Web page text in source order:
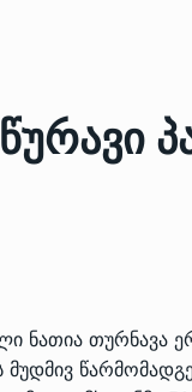
ნათია თურნავა
12
14